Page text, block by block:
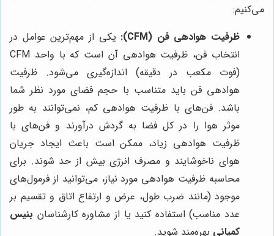
می‌کنیم:
ظرفیت هوادهی فن (CFM):
یکی از مهم‌ترین عوامل در
انتخاب فن، ظرفیت هوادهی آن است که با واحد CFM
(فوت مکعب در دقیقه) اندازه‌گیری می‌شود. ظرفیت
هوادهی فن باید متناسب با حجم فضای مورد نظر شما
باشد. فن‌های با ظرفیت هوادهی کم، نمی‌توانند به طور
موثر هوا را در کل فضا به گردش درآورند و فن‌های با
ظرفیت هوادهی زیاد، ممکن است باعث ایجاد جریان
هوای ناخوشایند و مصرف انرژی بیش از حد شوند. برای
محاسبه ظرفیت هوادهی مورد نیاز، می‌توانید از فرمول‌های
موجود (مانند ضرب طول، عرض و ارتفاع اتاق و تقسیم بر
عدد مناسب) استفاده کنید یا از مشاوره کارشناسان بنیس
کمپانی بهره‌مند شوید.